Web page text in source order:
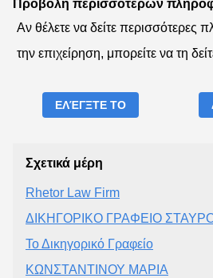
Προβολή περισσότερων
Αν θέλετε να δείτε περισσότερες
την επιχείρηση, μπορείτε να τη
ΕΛΈΓΞΤΕ ΤΟ
Σχετικά μέρη
Rhetor Law Firm
ΔΙΚΗΓΟΡΙΚΟ ΓΡΑΦΕΙΟ
Το Δικηγορικό Γραφείο
ΚΩΝΣΤΑΝΤΙΝΟΥ ΜΑΡΙΑ